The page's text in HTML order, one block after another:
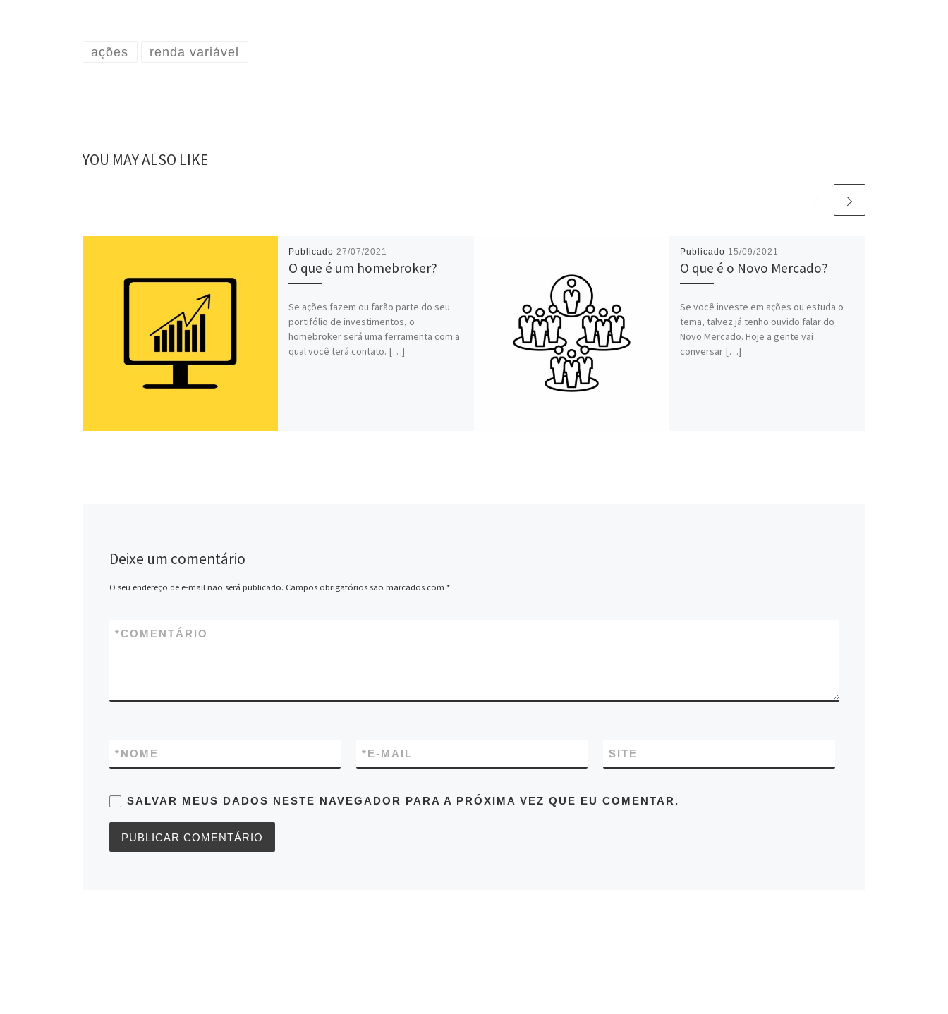
ações renda variável
YOU MAY ALSO LIKE
Publicado 27/07/2021
O que é um homebroker?
Se ações fazem ou farão parte do seu
portifólio de investimentos, o
homebroker será uma ferramenta com a
qual você terá contato. […]
Publicado 15/09/2021
O que é o Novo Mercado?
Se você investe em ações ou estuda o
tema, talvez já tenho ouvido falar do
Novo Mercado. Hoje a gente vai
conversar […]
Deixe um comentário
O seu endereço de e-mail não será publicado. Campos obrigatórios são marcados com *
COMENTÁRIO
*
NOME
* E-MAIL
* SITE
SALVAR MEUS DADOS NESTE NAVEGADOR PARA A PRÓXIMA VEZ QUE EU COMENTAR.